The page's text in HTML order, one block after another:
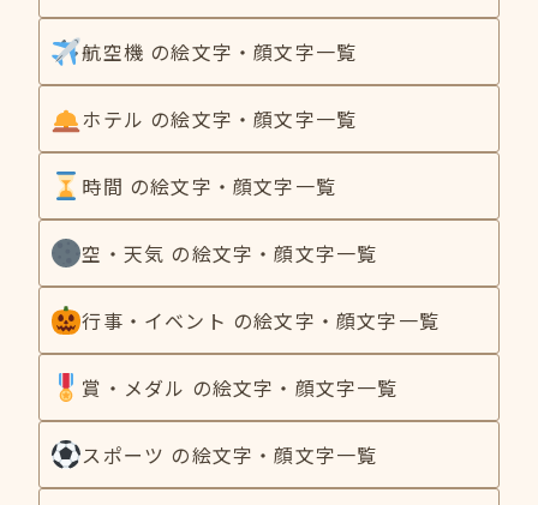
航空機 の絵文字・顔文字一覧
ホテル の絵文字・顔文字一覧
時間 の絵文字・顔文字一覧
空・天気 の絵文字・顔文字一覧
行事・イベント の絵文字・顔文字一覧
賞・メダル の絵文字・顔文字一覧
スポーツ の絵文字・顔文字一覧